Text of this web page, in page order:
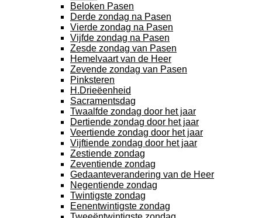
Beloken Pasen
Derde zondag na Pasen
Vierde zondag na Pasen
Vijfde zondag na Pasen
Zesde zondag van Pasen
Hemelvaart van de Heer
Zevende zondag van Pasen
Pinksteren
H.Drieëenheid
Sacramentsdag
Twaalfde zondag door het jaar
Dertiende zondag door het jaar
Veertiende zondag door het jaar
Vijftiende zondag door het jaar
Zestiende zondag
Zeventiende zondag
Gedaanteverandering van de Heer
Negentiende zondag
Twintigste zondag
Eenentwintigste zondag